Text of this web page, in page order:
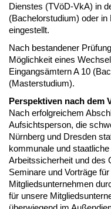
Dienstes (TVöD-VkA) in
(Bachelorstudium) oder
eingestellt.
Nach bestandener
Möglichkeit eines
Eingangsämtern A 10
(Masterstudium).
Perspektiven nach dem
Nach erfolgreichem
Aufsichtsperson, die
Nürnberg und Dresden
kommunale und
Arbeitssicherheit und des
Seminare und Vorträge
Mitgliedsunternehmen
für unsere